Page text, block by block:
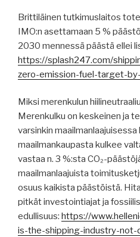
Brittiläinen tutkimuslaitos
IMO:n asettamaan 5 %
2030 mennessä päästä ellei
https://splash247.com/
zero-emission-fuel-target-
Miksi merenkulun
Merenkulku on keskeinen ja
varsinkin
maailmankaupasta kulkee
vastaa n. 3 %:sta CO₂-
maailmanlaajuista
osuus kaikista päästöistä.
pitkät investointiajat ja
edullisuus: https://
is-the-shipping-industry-not-